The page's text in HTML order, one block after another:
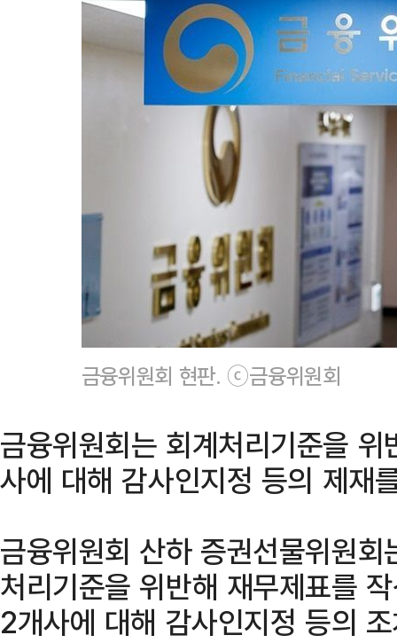
금융위원회 현판. ⓒ금융위원회
금융위원회는 회계처리기준을
사에 대해 감사인지정 등의 제재
금융위원회 산하 증권선물위원
처리기준을 위반해 재무제표를
2개사에 대해 감사인지정 등의